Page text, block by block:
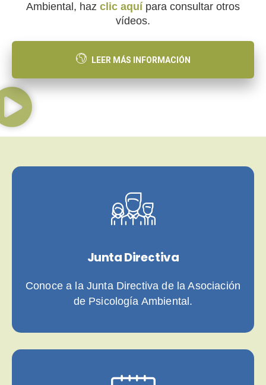
Ambiental, haz clic aquí para consultar otros
vídeos.
LEER MÁS INFORMACIÓN
Junta Directiva
Conoce a la Junta Directiva de la Asociación
de Psicología Ambiental.